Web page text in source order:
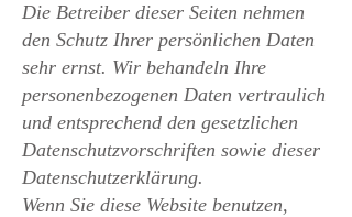
Die Betreiber dieser Seiten nehmen
den Schutz Ihrer persönlichen Daten
sehr ernst. Wir behandeln Ihre
personenbezogenen Daten vertraulich
und entsprechend den gesetzlichen
Datenschutzvorschriften sowie dieser
Datenschutzerklärung.
Wenn Sie diese Website benutzen,